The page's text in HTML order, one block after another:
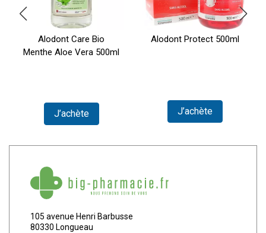
Alodont Care Bio
Menthe Aloe Vera 500ml
J’achète
Alodont Protect 500ml
J’achète
105 avenue Henri Barbusse
80330 Longueau